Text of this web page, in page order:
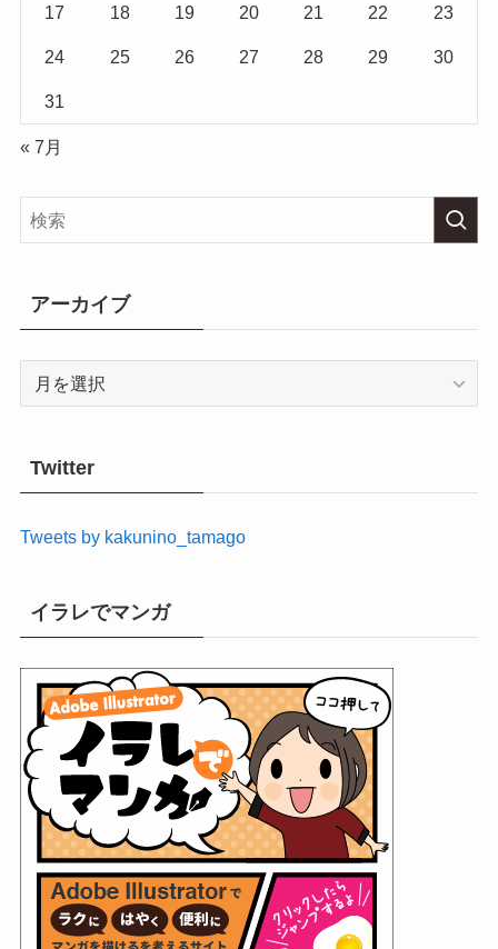
17 18 19 20 21 22 23
24 25 26 27 28 29 30
31
« 7月
アーカイブ
Twitter
Tweets by kakunino_tamago
イラレでマンガ